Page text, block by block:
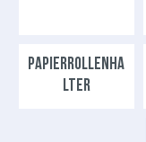
PAPIERROLLENHA
LTER